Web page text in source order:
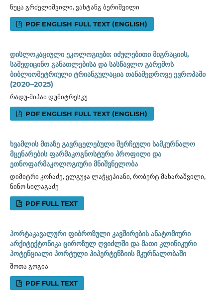
ნუცა გრძელიშვილი, ვახტანგ ბერიშვილი
PDF ENGLISH FULL TEXT (ENGLISH)
დისლოკაციული ეკოლოგიები: იძულებითი მიგრაციის,
სამედიცინო განათლებისა და სასწავლო გარემოს
ბიბლიომეტრიული ტრიანგულაცია თანამედროვე ევროპაში
(2020–2025)
რადუ-მიჰაი დუმიტრესკუ
PDF ENGLISH FULL TEXT (ENGLISH)
ხვამლის მთაზე გავრცელებული შერჩეული სამკურნალო
მცენარების ფარმაკოგნოსტური პროფილი და
ეთნოფარმაკოლოგიური მნიშვნელობა
დიმიტრი კოჩაძე, ელგუჯა ლაჭყეპიანი, რობერტ მახარაშვილი,
ნინო სილაგაძე
PDF FULL TEXT
პორტაკავალური ფიბროზული კავშირების ანატომიური
არქიტექტონიკა ციროზულ ღვიძლში და მათი კლინიკური
პოტენციალი პორტული ჰიპერტენზიის მკურნალობაში
შოთა გოგია
PDF FULL TEXT